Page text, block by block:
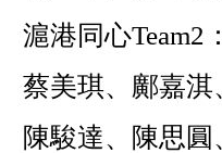
滬港同心Team2
蔡美琪、鄺嘉淇
陳駿達、陳思